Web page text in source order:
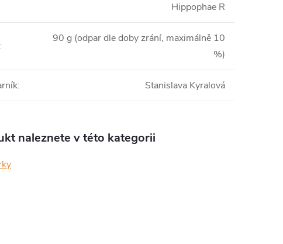
Hippophae R
:
90 g (odpar dle doby zrání, maximálně 10
%)
: Stanislava Kyralová
naleznete v této kategorii